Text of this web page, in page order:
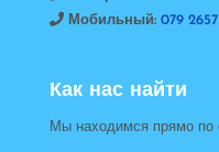
Мобильный: 079
Как нас найти
Мы находимся прямо по